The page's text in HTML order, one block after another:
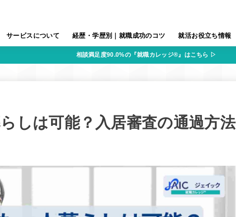
サービスについて 経歴・学歴別｜就職成功のコツ 就活お役立ち情報
相談満足度90.0%の『就職カレッジ®』はこちら ▷
しは可能？入居審査の通過方法